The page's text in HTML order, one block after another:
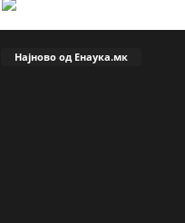
Најново од Енаука.мк